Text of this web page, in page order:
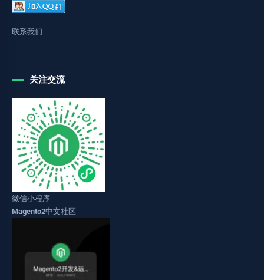
联系我们
关注交流
微信小程序
Magento2中文社区